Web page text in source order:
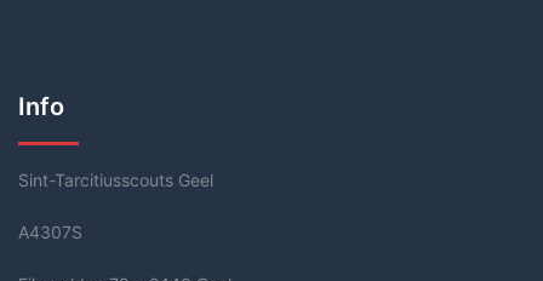
Info
Sint-Tarcitiusscouts Geel
A4307S